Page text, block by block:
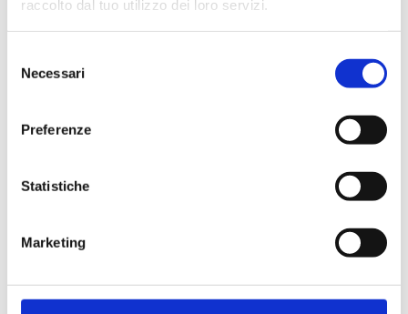
raccolto dal tuo utilizzo dei loro servizi.
delNecessari
Preferenze
Statistiche
Marketing